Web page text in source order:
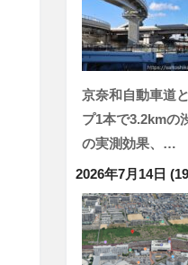
京奈和自動車道
プ1本で3.2kmの
の実測効果、…
2026年7月14日